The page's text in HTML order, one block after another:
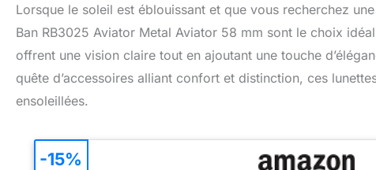
Lorsque le soleil est éblouissant et que vous recherchez
Ban RB3025 Aviator Metal Aviator 58 mm sont le choix
offrent une vision claire tout en ajoutant une touche
quête d’accessoires alliant confort et distinction, ces
ensoleillées.
-15%